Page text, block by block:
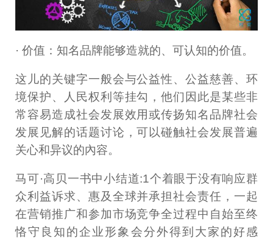
· 价值：知名品牌能够造就的、可认知的价值。
这儿的关键字一般会与公益性、公益慈善、环
境保护、人民权利等挂勾，他们因此是某些非
常容易造成社会发展效用或传扬知名品牌社会
发展见解的话题讨论，可以碰触社会发展普遍
关心和异议的內容。
马可·高贝一书中小结道:1个着眼于没有响应群
众利益诉求、惠及全球并承担社会责任，一起
在营销推广和参加市场竞争全过程中自始至终
恪守良知的企业形象会分外得到大家的好感